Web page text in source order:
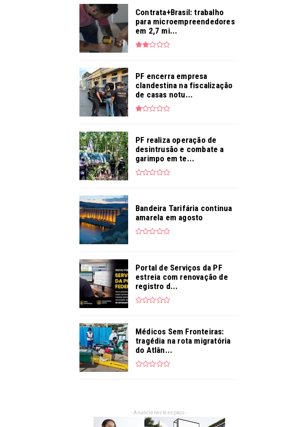
Contrata+Brasil: trabalho
para microempreendedores
em 2,7 mi...
PF encerra empresa
clandestina na fiscalização
de casas notu...
PF realiza operação de
desintrusão e combate a
garimpo em te...
Bandeira Tarifária continua
amarela em agosto
Portal de Serviços da PF
estreia com renovação de
registro d...
Médicos Sem Fronteiras:
tragédia na rota migratória
do Atlân...
- Anuncie neste espaço -